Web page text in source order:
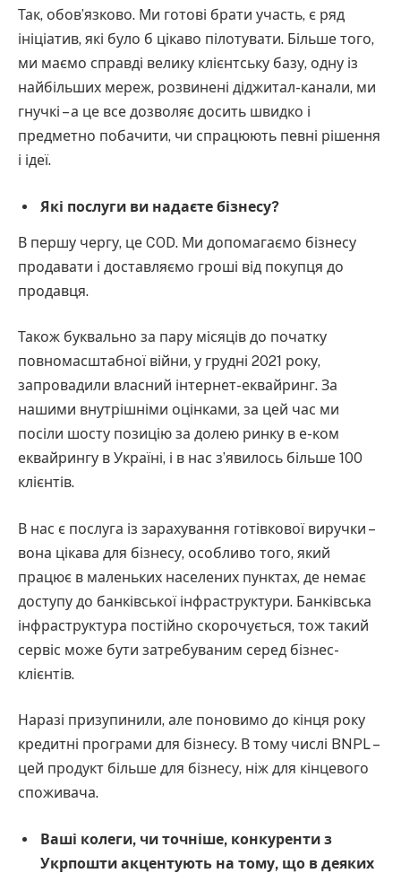
Так, обов’язково. Ми готові брати участь, є ряд
ініціатив, які було б цікаво пілотувати. Більше того,
ми маємо справді велику клієнтську базу, одну із
найбільших мереж, розвинені діджитал-канали, ми
гнучкі – а це все дозволяє досить швидко і
предметно побачити, чи спрацюють певні рішення
і ідеї.
Які послуги ви надаєте бізнесу?
В першу чергу, це COD. Ми допомагаємо бізнесу
продавати і доставляємо гроші від покупця до
продавця.
Також буквально за пару місяців до початку
повномасштабної війни, у грудні 2021 року,
запровадили власний інтернет-еквайринг. За
нашими внутрішніми оцінками, за цей час ми
посіли шосту позицію за долею ринку в е-ком
еквайрингу в Україні, і в нас зʼявилось більше 100
клієнтів.
В нас є послуга із зарахування готівкової виручки –
вона цікава для бізнесу, особливо того, який
працює в маленьких населених пунктах, де немає
доступу до банківської інфраструктури. Банківська
інфраструктура постійно скорочується, тож такий
сервіс може бути затребуваним серед бізнес-
клієнтів.
Наразі призупинили, але поновимо до кінця року
кредитні програми для бізнесу. В тому числі BNPL –
цей продукт більше для бізнесу, ніж для кінцевого
споживача.
Ваші колеги, чи точніше, конкуренти з
Укрпошти акцентують на тому, що в деяких